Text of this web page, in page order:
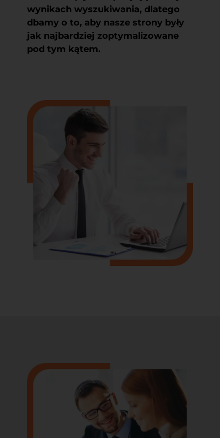
wynikach wyszukiwania, dlatego
dbamy o to, aby nasze strony były
jak najbardziej zoptymalizowane
pod tym kątem.